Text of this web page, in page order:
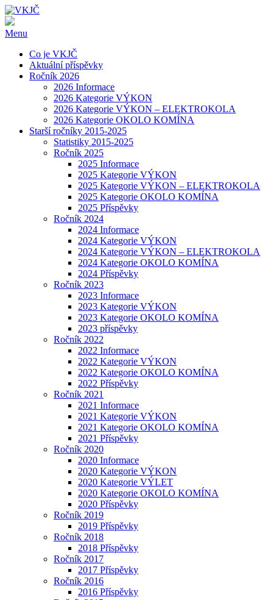
Menu
Co je VKJČ
Aktuální příspěvky
Ročník 2026
2026 Informace
2026 Kategorie VÝKON
2026 Kategorie VÝKON – ELEKTROKOLA
2026 Kategorie OKOLO KOMÍNA
Starší ročníky 2015-2025
Statistiky 2015-2025
Ročník 2025
2025 Informace
2025 Kategorie VÝKON
2025 Kategorie VÝKON – ELEKTROKOLA
2025 Kategorie OKOLO KOMÍNA
2025 Příspěvky
Ročník 2024
2024 Informace
2024 Kategorie VÝKON
2024 Kategorie VÝKON – ELEKTROKOLA
2024 Kategorie OKOLO KOMÍNA
2024 Příspěvky
Ročník 2023
2023 Informace
2023 Kategorie VÝKON
2023 Kategorie OKOLO KOMÍNA
2023 příspěvky
Ročník 2022
2022 Informace
2022 Kategorie VÝKON
2022 Kategorie OKOLO KOMÍNA
2022 Příspěvky
Ročník 2021
2021 Informace
2021 Kategorie VÝKON
2021 Kategorie OKOLO KOMÍNA
2021 Příspěvky
Ročník 2020
2020 Informace
2020 Kategorie VÝKON
2020 Kategorie VÝLET
2020 Kategorie OKOLO KOMÍNA
2020 Příspěvky
Ročník 2019
2019 Příspěvky
Ročník 2018
2018 Příspěvky
Ročník 2017
2017 Příspěvky
Ročník 2016
2016 Příspěvky